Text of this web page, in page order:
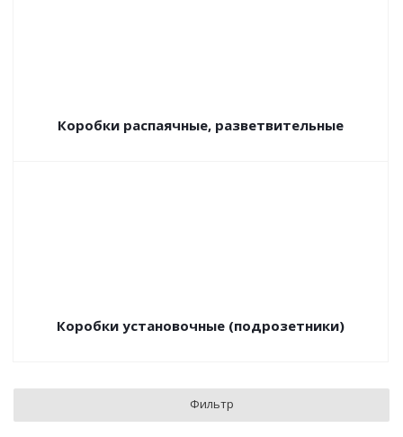
Коробки распаячные, разветвительные
Коробки установочные (подрозетники)
Фильтр